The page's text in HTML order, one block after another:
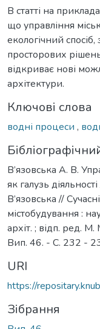
В статті на
що управління
екологічний
просторових
відкриває нові
архітектури.
Ключові слова
водні процеси ,
В’язовська А. В.
як галузь
В’язовська //
містобудування :
архіт. ; відп. ред.
Вип. 46. - С. 232 -
URI
https://
Зібрання